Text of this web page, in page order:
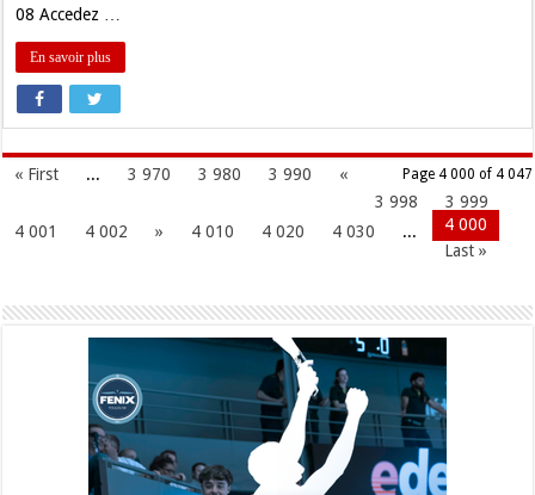
08 Accedez …
En savoir plus
Page 4 000 of 4 047
« First ... 3 970 3 980 3 990
«
3 998
3 999
4 000
4 001 4 002 » 4 010 4 020 4 030
...
Last »